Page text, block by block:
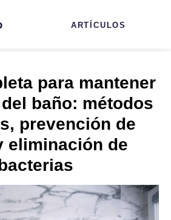
ARTÍCULOS
para mantener
baño: métodos
prevención de
eliminación de